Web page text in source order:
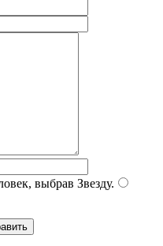
выбрав Звезду.